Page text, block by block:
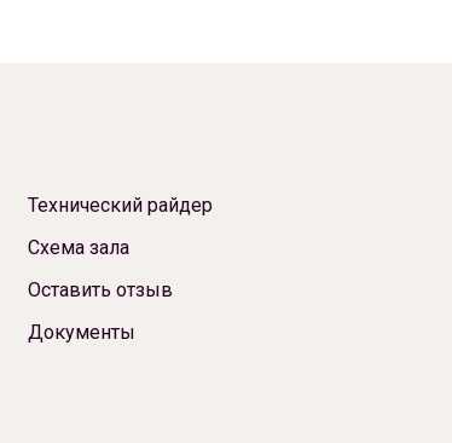
Технический райдер
Схема зала
Оставить отзыв
Документы